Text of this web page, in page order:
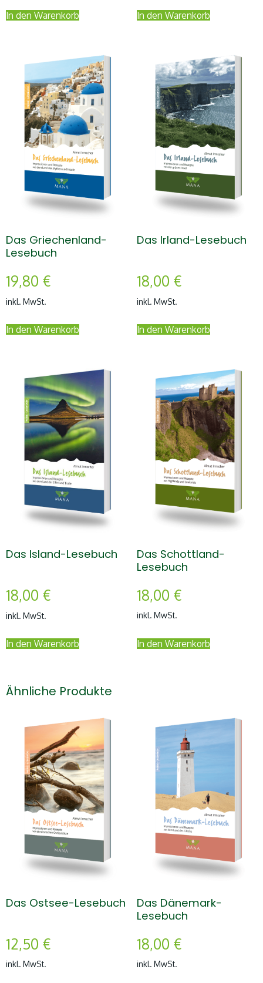
In den Warenkorb In den Warenkorb
Das Griechenland-
Lesebuch
19,80 €
inkl. MwSt.
In den Warenkorb
Das Irland-Lesebuch
18,00 €
inkl. MwSt.
In den Warenkorb
Das Island-Lesebuch
18,00 €
inkl. MwSt.
In den Warenkorb
Das Schottland-
Lesebuch
18,00 €
inkl. MwSt.
In den Warenkorb
Ähnliche Produkte
Das Ostsee-Lesebuch
12,50 €
inkl. MwSt.
Das Dänemark-
Lesebuch
18,00 €
inkl. MwSt.